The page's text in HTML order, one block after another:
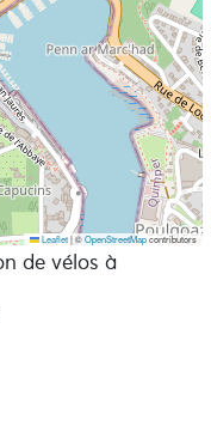
Leaflet |©OpenStreetMapcontributors
de vélos à